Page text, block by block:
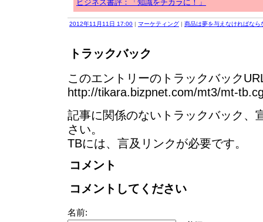
ビジネス書評：「知識をチカラに！」
2012年11月11日 17:00 | マーケティング | 商品は夢を与えなければなら
トラックバック
このエントリーのトラックバック
http://tikara.bizpnet.com/mt3/mt-
記事に関係のないトラックバック、
さい。
TBには、言及リンクが必要です。
コメント
コメントしてください
名前: